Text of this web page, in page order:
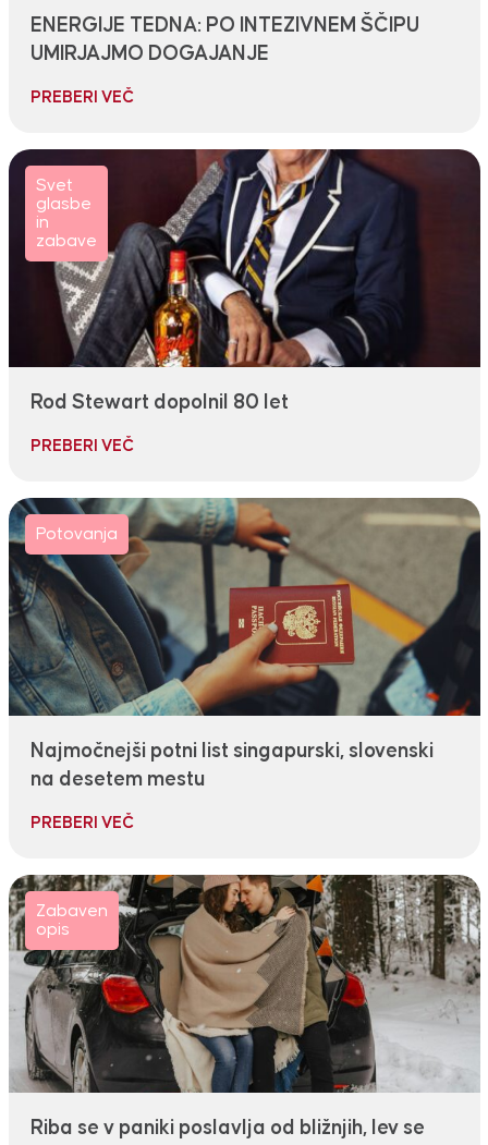
ENERGIJE TEDNA: PO INTEZIVNEM ŠČIPU
UMIRJAJMO DOGAJANJE
PREBERI VEČ
Svet
glasbe
in
zabave
Rod Stewart dopolnil 80 let
PREBERI VEČ
Potovanja
Najmočnejši potni list singapurski, slovenski
na desetem mestu
PREBERI VEČ
Zabaven
opis
Riba se v paniki poslavlja od bližnjih, lev se